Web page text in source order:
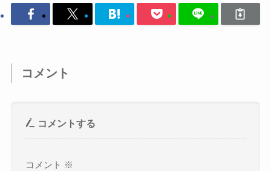
コメント
コメントする
コメント ※